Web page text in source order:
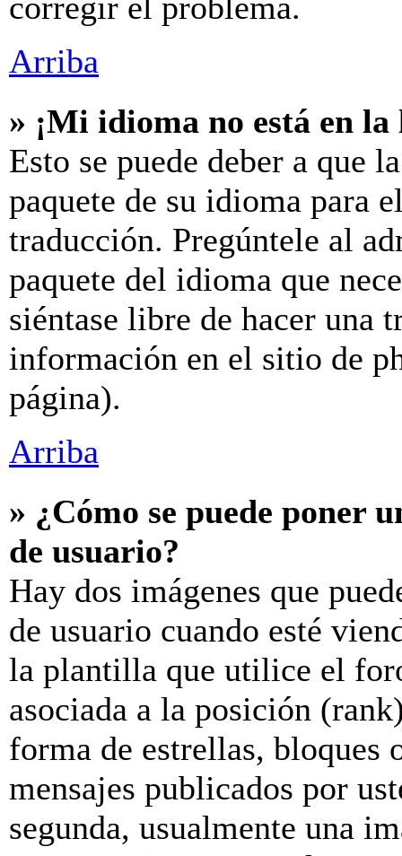
Arriba
» ¡Mi idioma no está en
Esto se puede deber a que
paquete de su idioma para
traducción. Pregúntele al
paquete del idioma que
siéntase libre de hacer una
información en el sitio de
página).
Arriba
» ¿Cómo se puede poner
de usuario?
Hay dos imágenes que
de usuario cuando esté
la plantilla que utilice el
asociada a la posición
forma de estrellas, bloques
mensajes publicados por
segunda, usualmente una